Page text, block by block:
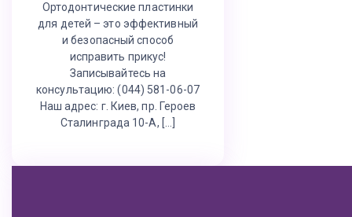
Ортодонтические пластинки
для детей – это эффективный
и безопасный способ
исправить прикус!
Записывайтесь на
консультацию: (044) 581-06-07
Наш адрес: г. Киев, пр. Героев
Сталинграда 10-А, […]